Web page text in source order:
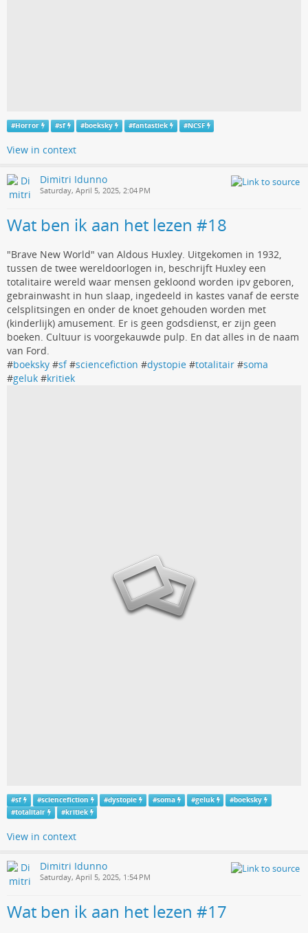
#Horror #sf #boeksky #fantastiek #NCSF
View in context
Dimitri Idunno
Saturday, April 5, 2025, 2:04 PM
Wat ben ik aan het lezen #18
"Brave New World" van Aldous Huxley. Uitgekomen in 1932,
tussen de twee wereldoorlogen in, beschrijft Huxley een
totalitaire wereld waar mensen gekloond worden ipv geboren,
gebrainwasht in hun slaap, ingedeeld in kastes vanaf de eerste
celsplitsingen en onder de knoet gehouden worden met
(kinderlijk) amusement. Er is geen godsdienst, er zijn geen
boeken. Cultuur is voorgekauwde pulp. En dat alles in de naam
van Ford.
#boeksky #sf#sciencefiction #dystopie #totalitair #soma
#geluk #kritiek
#sf #sciencefiction #dystopie #soma #geluk #boeksky
#totalitair #kritiek
View in context
Dimitri Idunno
Saturday, April 5, 2025, 1:54 PM
Wat ben ik aan het lezen #17